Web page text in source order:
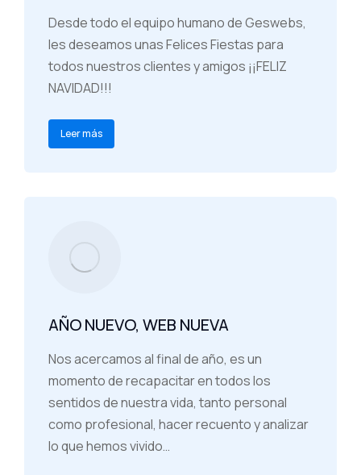
Desde todo el equipo humano de Geswebs,
les deseamos unas Felices Fiestas para
todos nuestros clientes y amigos ¡¡FELIZ
NAVIDAD!!!
Leer más
AÑO NUEVO, WEB NUEVA
Nos acercamos al final de año, es un
momento de recapacitar en todos los
sentidos de nuestra vida, tanto personal
como profesional, hacer recuento y analizar
lo que hemos vivido…